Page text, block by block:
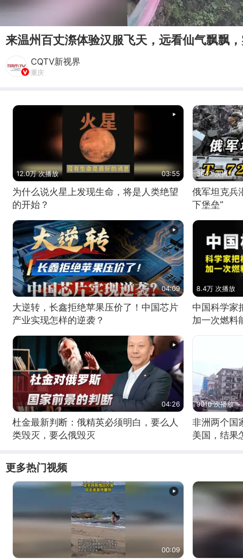
来温州百丈漈体验汉服飞天，远看仙气飘飘
CQTV新视界
重庆
12.0万 次播放 03:55
为什么说火星上发现生命，将是人类绝望
的开始？
3642 次播放
俄军坦克兵
下堡垒”
04:09
大逆转，长鑫拒绝苹果压价了！中国芯片
产业实现怎样的逆袭？
8.4万 次播放
中国科学家
加一次燃料
04:26
杜金最新判断：俄精英必须明白，要么人
类毁灭，要么俄毁灭
9010 次播放
非洲两个国
美国，结果
更多热门视频
00:09